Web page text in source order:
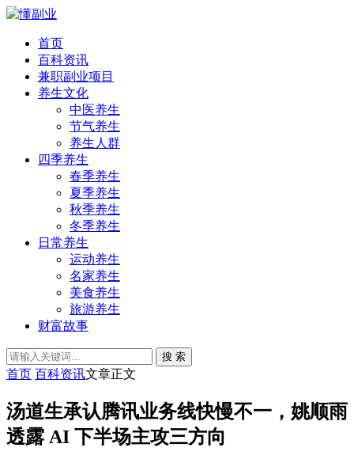
首页
百科资讯
兼职副业项目
养生文化
中医养生
节气养生
养生人群
四季养生
春季养生
夏季养生
秋季养生
冬季养生
日常养生
运动养生
名家养生
美食养生
旅游养生
财富故事
搜 索
首页 百科资讯文章正文
汤道生承认腾讯业务线快慢不一，姚顺雨
透露 AI 下半场主攻三方向